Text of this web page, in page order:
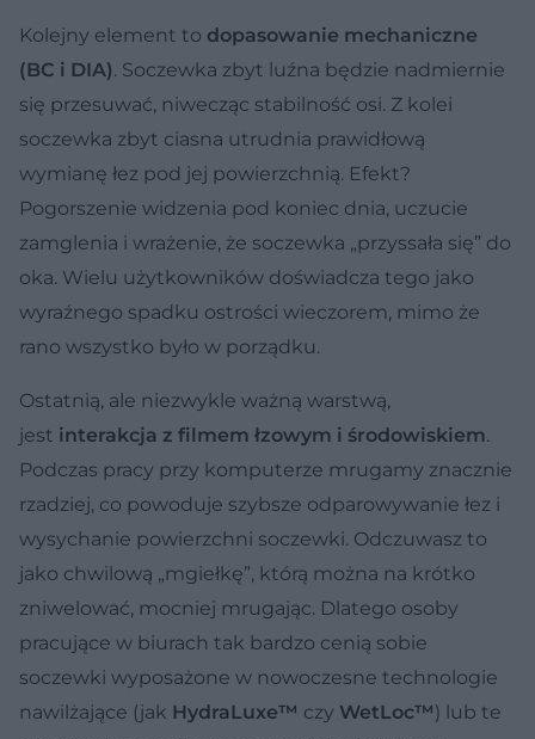
Kolejny element to dopasowanie mechaniczne
(BC i DIA). Soczewka zbyt luźna będzie nadmiernie
się przesuwać, niwecząc stabilność osi. Z kolei
soczewka zbyt ciasna utrudnia prawidłową
wymianę łez pod jej powierzchnią. Efekt?
Pogorszenie widzenia pod koniec dnia, uczucie
zamglenia i wrażenie, że soczewka „przyssała się” do
oka. Wielu użytkowników doświadcza tego jako
wyraźnego spadku ostrości wieczorem, mimo że
rano wszystko było w porządku.
Ostatnią, ale niezwykle ważną warstwą,
jest interakcja z filmem łzowym i środowiskiem.
Podczas pracy przy komputerze mrugamy znacznie
rzadziej, co powoduje szybsze odparowywanie łez i
wysychanie powierzchni soczewki. Odczuwasz to
jako chwilową „mgiełkę”, którą można na krótko
zniwelować, mocniej mrugając. Dlatego osoby
pracujące w biurach tak bardzo cenią sobie
soczewki wyposażone w nowoczesne technologie
nawilżające (jak HydraLuxe™ czy WetLoc™) lub te